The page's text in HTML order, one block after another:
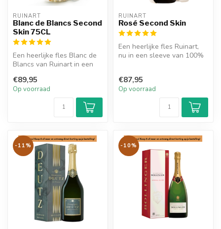
RUINART
Blanc de Blancs Second
Skin 75CL
Een heerlijke fles Blanc de
Blancs van Ruinart in een
ge...
€89,95
Op voorraad
RUINART
Rosé Second Skin
Een heerlijke fles Ruinart,
nu in een sleeve van 100%
€87,95
Op voorraad
-11% -10%